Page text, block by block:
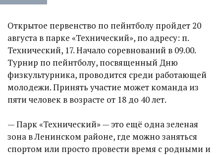
Открытое первенство по пейнтболу пройдет 20
августа в парке «Технический», по адресу: п.
Технический, 17. Начало соревнований в 09.00.
Турнир по пейнтболу, посвященный Дню
физкультурника, проводится среди работающей
молодежи. Принять участие может команда из
пяти человек в возрасте от 18 до 40 лет.
— Парк «Технический» — это ещё одна зеленая
зона в Ленинском районе, где можно заняться
спортом или просто провести время с родными и